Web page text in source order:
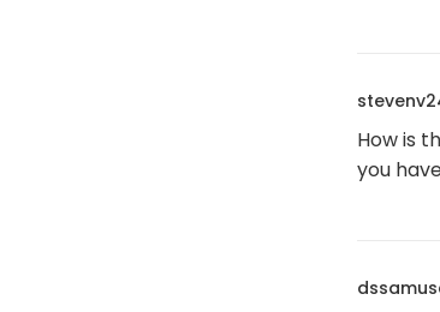
How is
you